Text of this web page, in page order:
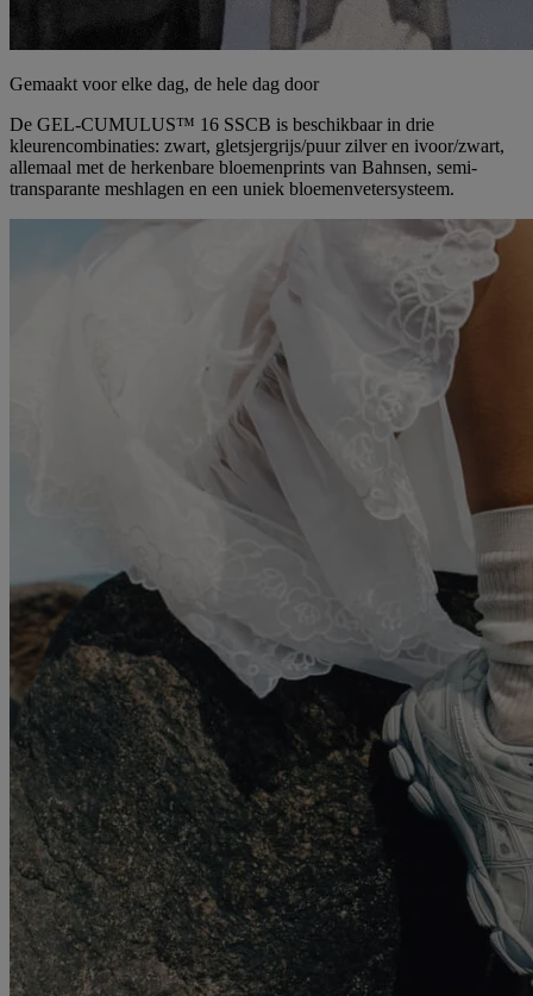
Gemaakt voor elke dag, de hele dag door
De GEL-CUMULUS™ 16 SSCB is beschikbaar in drie
kleurencombinaties: zwart, gletsjergrijs/puur zilver en ivoor/zwart,
allemaal met de herkenbare bloemenprints van Bahnsen, semi-
transparante meshlagen en een uniek bloemenvetersysteem.